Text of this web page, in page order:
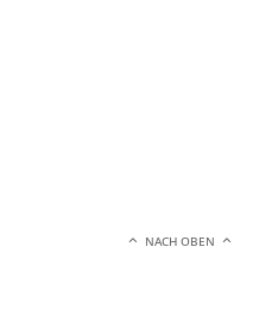
NACH OBEN